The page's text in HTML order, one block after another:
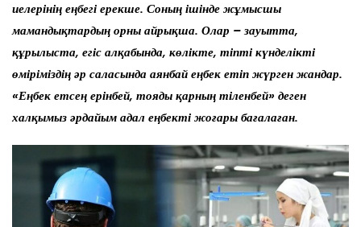
иелерінің еңбегі ерекше. Соның ішінде жұмысшы
мамандықтардың орны айрықша. Олар – зауытта,
құрылыста, егіс алқабында, көлікте, тіпті күнделікті
өміріміздің әр саласында аянбай еңбек етіп жүрген жандар.
«Еңбек етсең ерінбей, тояды қарның тіленбей» деген
халқымыз әрдайым адал еңбекті жоғары бағалаған.